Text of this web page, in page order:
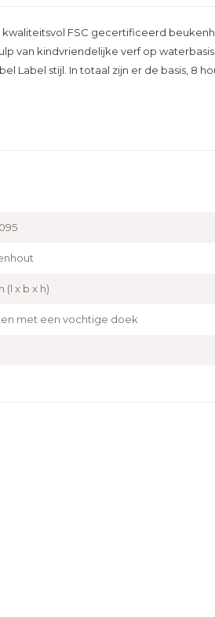
FSC gecertificeerd
van kindvriendelijke verf op
Label stijl. In totaal zijn er de basis, 8
(l x b x h)
met een vochtige doek